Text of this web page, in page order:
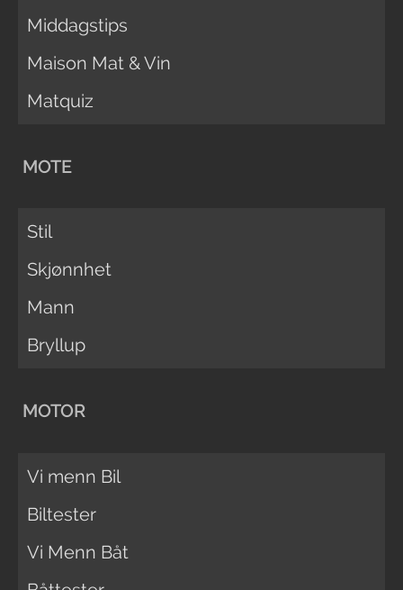
Middagstips
Maison Mat & Vin
Matquiz
MOTE
Stil
Skjønnhet
Mann
Bryllup
MOTOR
Vi menn Bil
Biltester
Vi Menn Båt